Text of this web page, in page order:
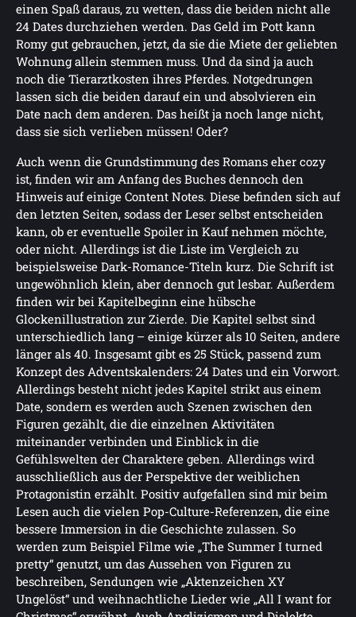
einen Spaß daraus, zu wetten, dass die beiden nicht alle
24 Dates durchziehen werden. Das Geld im Pott kann
Romy gut gebrauchen, jetzt, da sie die Miete der geliebten
Wohnung allein stemmen muss. Und da sind ja auch
noch die Tierarztkosten ihres Pferdes. Notgedrungen
lassen sich die beiden darauf ein und absolvieren ein
Date nach dem anderen. Das heißt ja noch lange nicht,
dass sie sich verlieben müssen! Oder?
Auch wenn die Grundstimmung des Romans eher cozy
ist, finden wir am Anfang des Buches dennoch den
Hinweis auf einige Content Notes. Diese befinden sich auf
den letzten Seiten, sodass der Leser selbst entscheiden
kann, ob er eventuelle Spoiler in Kauf nehmen möchte,
oder nicht. Allerdings ist die Liste im Vergleich zu
beispielsweise Dark-Romance-Titeln kurz. Die Schrift ist
ungewöhnlich klein, aber dennoch gut lesbar. Außerdem
finden wir bei Kapitelbeginn eine hübsche
Glockenillustration zur Zierde. Die Kapitel selbst sind
unterschiedlich lang – einige kürzer als 10 Seiten, andere
länger als 40. Insgesamt gibt es 25 Stück, passend zum
Konzept des Adventskalenders: 24 Dates und ein Vorwort.
Allerdings besteht nicht jedes Kapitel strikt aus einem
Date, sondern es werden auch Szenen zwischen den
Figuren gezählt, die die einzelnen Aktivitäten
miteinander verbinden und Einblick in die
Gefühlswelten der Charaktere geben. Allerdings wird
ausschließlich aus der Perspektive der weiblichen
Protagonistin erzählt. Positiv aufgefallen sind mir beim
Lesen auch die vielen Pop-Culture-Referenzen, die eine
bessere Immersion in die Geschichte zulassen. So
werden zum Beispiel Filme wie „The Summer I turned
pretty“ genutzt, um das Aussehen von Figuren zu
beschreiben, Sendungen wie „Aktenzeichen XY
Ungelöst“ und weihnachtliche Lieder wie „All I want for